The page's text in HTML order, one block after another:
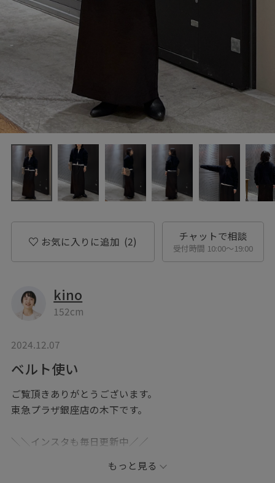
お気に入りに追加 (2) チャットで相談
受付時間 10:00〜19:00
kino
152cm
2024.12.07
ベルト使い
ご覧頂きありがとうございます。
東急プラザ銀座店の木下です。
＼＼インスタも毎日更新中／／
フォローお待ちしてます♡
もっと見る